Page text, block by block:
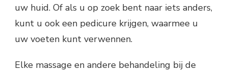
uw huid. Of als u op zoek bent naar iets anders,
kunt u ook een pedicure krijgen, waarmee u
uw voeten kunt verwennen.
Elke massage en andere behandeling bij de